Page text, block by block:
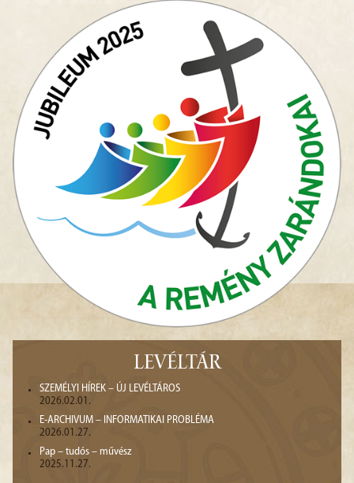
LEVÉLTÁR
SZEMÉLYI HÍREK – ÚJ LEVÉLTÁROS
2026.02.01.
E-ARCHIVUM – INFORMATIKAI PROBLÉMA
2026.01.27.
Pap – tudós – művész
2025.11.27.